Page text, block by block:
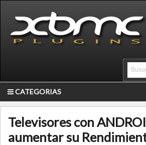
CATEGORIAS
Televisores con
aumentar su